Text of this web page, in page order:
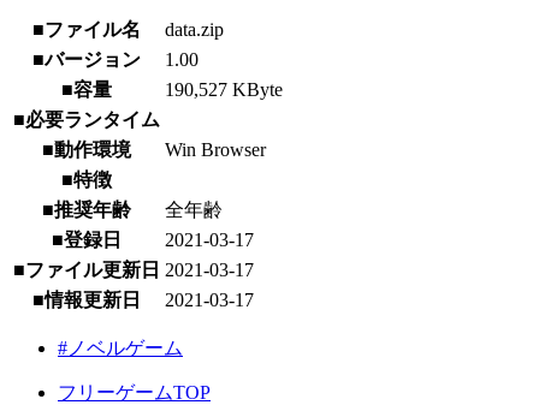
■ファイル名
data.zip
■バージョン
1.00
■容量
190,527 KByte
■必要ランタイム
■動作環境
Win Browser
■特徴
■推奨年齢
全年齢
■登録日
2021-03-17
■ファイル更新日 2021-03-17
■情報更新日
2021-03-17
#ノベルゲーム
フリーゲームTOP